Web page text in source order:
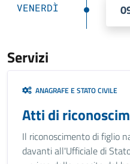
VENERDÌ
Servizi
ANAGRAFE E STATO CIVILE
Atti di
Il riconoscimento di figlio
davanti all'Ufficiale di